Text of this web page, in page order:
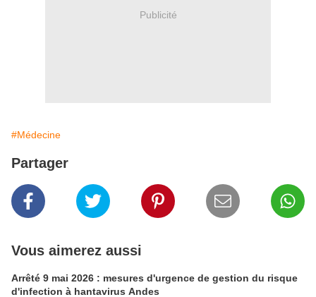
Publicité
#Médecine
Partager
Vous aimerez aussi
Arrêté 9 mai 2026 : mesures d'urgence de gestion du risque
d'infection à hantavirus Andes